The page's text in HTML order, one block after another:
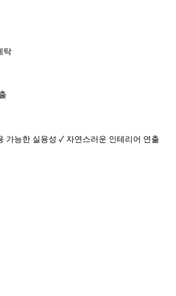
탁
가능한 실용성 ✓ 자연스러운 인테리어 연출